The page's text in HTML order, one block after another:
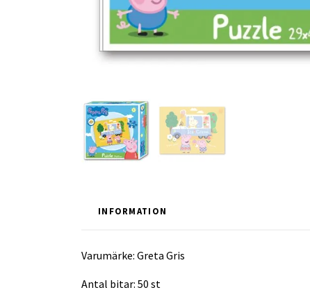
INFORMATION
Varumärke: Greta Gris
Antal bitar: 50 st